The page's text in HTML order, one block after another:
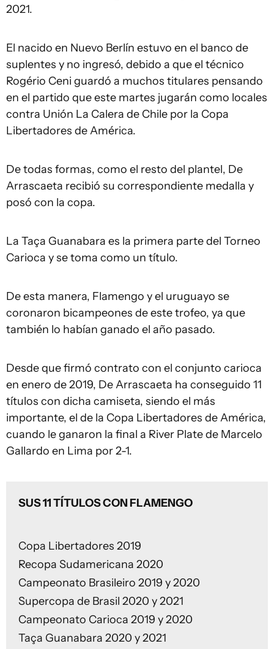
2021.
El nacido en Nuevo Berlín estuvo en el banco de
suplentes y no ingresó, debido a que el técnico
Rogério Ceni guardó a muchos titulares pensando
en el partido que este martes jugarán como locales
contra Unión La Calera de Chile por la Copa
Libertadores de América.
De todas formas, como el resto del plantel, De
Arrascaeta recibió su correspondiente medalla y
posó con la copa.
La Taça Guanabara es la primera parte del Torneo
Carioca y se toma como un título.
De esta manera, Flamengo y el uruguayo se
coronaron bicampeones de este trofeo, ya que
también lo habían ganado el año pasado.
Desde que firmó contrato con el conjunto carioca
en enero de 2019, De Arrascaeta ha conseguido 11
títulos con dicha camiseta, siendo el más
importante, el de la Copa Libertadores de América,
cuando le ganaron la final a River Plate de Marcelo
Gallardo en Lima por 2-1.
SUS 11 TÍTULOS CON FLAMENGO
Copa Libertadores 2019
Recopa Sudamericana 2020
Campeonato Brasileiro 2019 y 2020
Supercopa de Brasil 2020 y 2021
Campeonato Carioca 2019 y 2020
Taça Guanabara 2020 y 2021